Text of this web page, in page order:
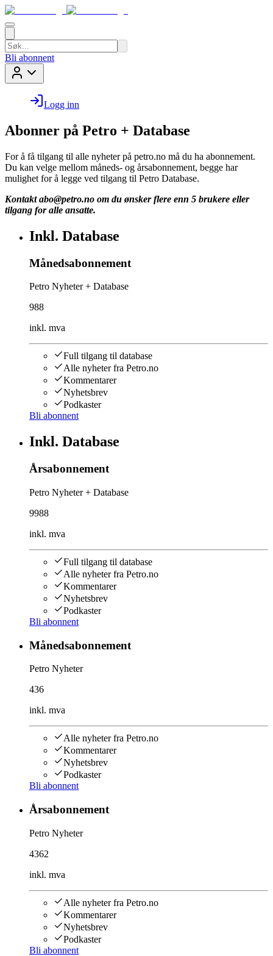
Bli abonnent
Logg inn
Abonner på Petro + Database
For å få tilgang til alle nyheter på petro.no må du ha abonnement.
Du kan velge mellom måneds- og årsabonnement, begge har
mulighet for å legge ved tilgang til Petro Database.
Kontakt abo@petro.no om du ønsker flere enn 5 brukere eller
tilgang for alle ansatte.
Inkl. Database
Månedsabonnement
Petro Nyheter + Database
988
inkl. mva
Full tilgang til database
Alle nyheter fra Petro.no
Kommentarer
Nyhetsbrev
Podkaster
Bli abonnent
Inkl. Database
Årsabonnement
Petro Nyheter + Database
9988
inkl. mva
Full tilgang til database
Alle nyheter fra Petro.no
Kommentarer
Nyhetsbrev
Podkaster
Bli abonnent
Månedsabonnement
Petro Nyheter
436
inkl. mva
Alle nyheter fra Petro.no
Kommentarer
Nyhetsbrev
Podkaster
Bli abonnent
Årsabonnement
Petro Nyheter
4362
inkl. mva
Alle nyheter fra Petro.no
Kommentarer
Nyhetsbrev
Podkaster
Bli abonnent